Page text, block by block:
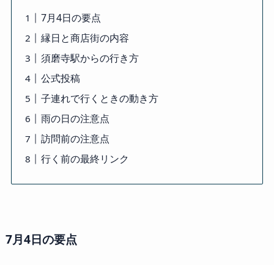
7月4日の要点
縁日と商店街の内容
須磨寺駅からの行き方
公式投稿
子連れで行くときの動き方
雨の日の注意点
訪問前の注意点
行く前の最終リンク
7月4日の要点